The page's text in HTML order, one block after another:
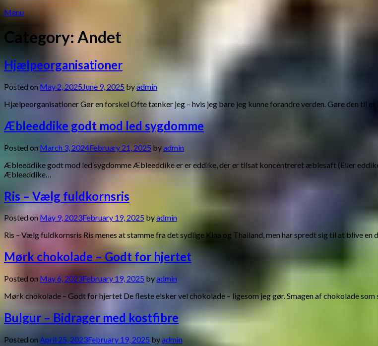
Menu
Category: Andet
Hjælpeorganisationer
Posted on May 2, 2025 June 9, 2025 byadmin
Hjælpeorganisationer Gør en forskel Ofte tænker jeg – hvis jeg bare jeg kunne forandre verden. Gøre den til et
Æbleeddike godt mod led sygdomme
Posted on March 3, 2024February 21, 2025 byadmin
Æbleeddike godt mod led sygdomme Æbleeddike er er eddike, der er tilsat koncentreret æblesaft (Eller
Æbleeddike…
Ris – Vælg fuldkornsris
Posted on May 9, 2023February 19, 2025 byadmin
Ris – Vælg fuldkornsris Ris menes at stamme fra det sydlige Kina og Thailand, men har spredt sig til at blive
Mørk chokolade – Godt for hjertet
Posted on May 6, 2023February 19, 2025 byadmin
Mørk chokolade – Godt for hjertet De fleste elsker vel chokolade – ligesom jeg gør. Smagen af chokolade
Bulgur – Bidrager med kostfibre
Posted on April 25, 2023February 19, 2025 byadmin